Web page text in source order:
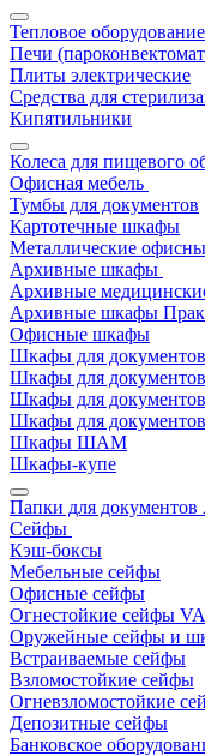
Тепловое оборудование
Печи
Плиты электрические
Средства для
Кипятильники
Колеса для пищевого
Офисная мебель
Тумбы для документов
Картотечные шкафы
Металлические
Архивные шкафы
Архивные
Архивные шкафы
Офисные шкафы
Шкафы для документов
Шкафы для
Шкафы для
Шкафы для
Шкафы ШАМ
Шкафы-купе
Папки для документов
Сейфы
Кэш-боксы
Мебельные сейфы
Офисные сейфы
Огнестойкие сейфы
Оружейные сейфы и
Встраиваемые сейфы
Взломостойкие сейфы
Огневзломостойкие
Депозитные сейфы
Банковское